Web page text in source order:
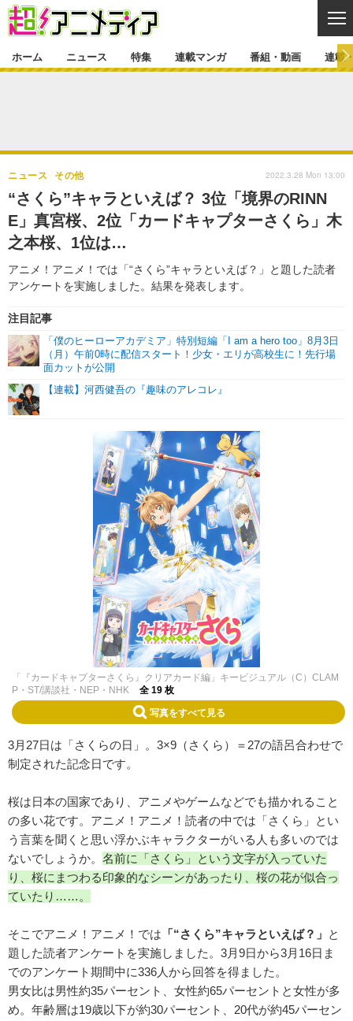
ゲーム・アプリ マンガ
グッズ イベント
声優
舞台
特集一覧 カバー
ラキりす
連載マンガ
連載一覧
番組・動画
番組・動画一覧 ラジオ
動画
連載・ブログ
連載・ブログ一覧
編集部ブログ・お知らせ
ホーム ニュース 特集 連載マンガ 番組・動画 連載
“さくら”キャラといえば？ 3位「境界のRINN
E」真宮桜、2位「カードキャプターさくら」木
之本桜、1位は…
アニメ！アニメ！では「“さくら”キャラといえば？」と題した読者
アンケートを実施しました。結果を発表します。
ニュース その他
注目記事
「僕のヒーローアカデミア」特別短編「I am a hero too」8月3日
（月）午前0時に配信スタート！少女・エリが高校生に！先行場
面カットが公開
【連載】河西健吾の『趣味のアレコレ』
2022.3.28 Mon 13:00
「『カードキャプターさくら』クリアカード編」キービジュアル（C）CLAM
P・ST/講談社・NEP・NHK
全 19 枚
写真をすべて見る
3月27日は「さくらの日」。3×9（さくら）＝27の語呂合わせで
制定された記念日です。
桜は日本の国家であり、アニメやゲームなどでも描かれること
の多い花です。アニメ！アニメ！読者の中では「さくら」とい
う言葉を聞くと思い浮かぶキャラクターがいる人も多いのでは
ないでしょうか。 名前に「さくら」という文字が入っていた
り、桜にまつわる印象的なシーンがあったり、桜の花が似合っ
ていたり……。
そこでアニメ！アニメ！では 「“さくら”キャラといえば？」 と
題した読者アンケートを実施しました。3月9日から3月16日ま
でのアンケート期間中に336人から回答を得ました。
男女比は男性約35パーセント、女性約65パーセントと女性が多
め。年齢層は19歳以下が約30パーセント、20代が約45パーセン